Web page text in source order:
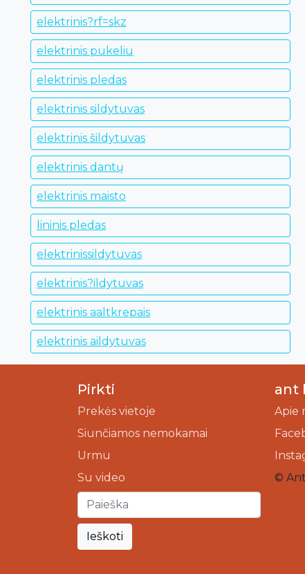
elektrinis?rf=skz
elektrinis pukeliu
elektrinis pledas
elektrinis sildytuvas
elektrinis šildytuvas
elektrinis dantų
elektrinis maisto
lininis pledas
elektrinissildytuvas
elektrinis?ildytuvas
elektrinis aaltkrepais
elektrinis aildytuvas
Pirkti
Prekės vietoje
Siunčiamos nemokamai
Urmu
Su video
Ieškoti
ant
Apie
©